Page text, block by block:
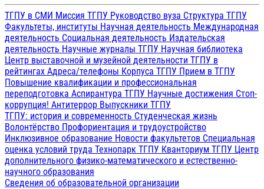
ТГПУ в СМИ Миссия ТГПУ Руководство вуза Структура ТГПУ
Факультеты, институты Научная деятельность Международная
деятельность Социальная деятельность Издательская
деятельность Научные журналы ТГПУ Научная библиотека
Центр выставочной и музейной деятельности ТГПУ в
рейтингах Адреса/телефоны Корпуса ТГПУ Прием в ТГПУ
Повышение квалификации и профессиональная
переподготовка Аспирантура ТГПУ Научные достижения Стоп-
коррупция! Антитеррор Выпускники ТГПУ
ТГПУ: история и современность Студенческая жизнь
Волонтёрство Профориентация и трудоустройство
Инклюзивное образование Новости факультетов Специальная
оценка условий труда Технопарк ТГПУ Кванториум ТГПУ Центр
дополнительного физико-математического и естественно-
научного образования
Сведения об образовательной организации